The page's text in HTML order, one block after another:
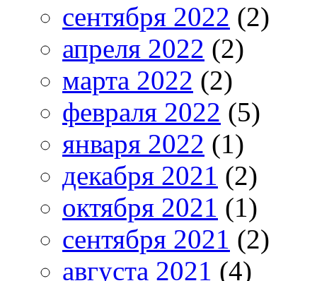
сентября 2022 (2)
апреля 2022 (2)
марта 2022 (2)
февраля 2022 (5)
января 2022 (1)
декабря 2021 (2)
октября 2021 (1)
сентября 2021 (2)
августа 2021 (4)